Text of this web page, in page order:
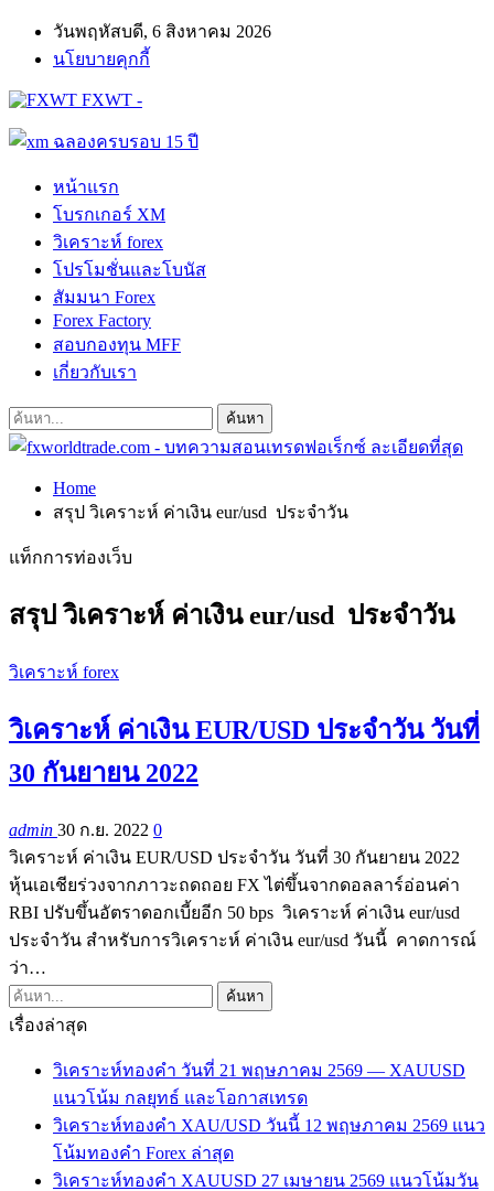
วันพฤหัสบดี, 6 สิงหาคม 2026
นโยบายคุกกี้
FXWT -
หน้าแรก
โบรกเกอร์ XM
วิเคราะห์ forex
โปรโมชั่นและโบนัส
สัมมนา Forex
Forex Factory
สอบกองทุน MFF
เกี่ยวกับเรา
Home
สรุป วิเคราะห์ ค่าเงิน eur/usd ประจำวัน
แท็กการท่องเว็บ
สรุป วิเคราะห์ ค่าเงิน eur/usd ประจำวัน
วิเคราะห์ forex
วิเคราะห์ ค่าเงิน EUR/USD ประจำวัน วันที่
30 กันยายน 2022
admin 30 ก.ย. 2022 0
วิเคราะห์ ค่าเงิน EUR/USD ประจำวัน วันที่ 30 กันยายน 2022
หุ้นเอเชียร่วงจากภาวะถดถอย FX ไต่ขึ้นจากดอลลาร์อ่อนค่า
RBI ปรับขึ้นอัตราดอกเบี้ยอีก 50 bps วิเคราะห์ ค่าเงิน eur/usd
ประจำวัน สำหรับการวิเคราะห์ ค่าเงิน eur/usd วันนี้ คาดการณ์
ว่า…
เรื่องล่าสุด
วิเคราะห์ทองคำ วันที่ 21 พฤษภาคม 2569 — XAUUSD
แนวโน้ม กลยุทธ์ และโอกาสเทรด
วิเคราะห์ทองคำ XAU/USD วันนี้ 12 พฤษภาคม 2569 แนว
โน้มทองคำ Forex ล่าสุด
วิเคราะห์ทองคำ XAUUSD 27 เมษายน 2569 แนวโน้มวัน